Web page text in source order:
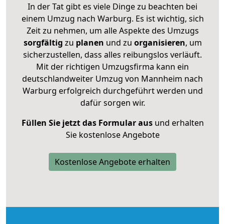
In der Tat gibt es viele Dinge zu beachten bei
einem Umzug nach Warburg. Es ist wichtig, sich
Zeit zu nehmen, um alle Aspekte des Umzugs
sorgfältig zu planen und zu organisieren, um
sicherzustellen, dass alles reibungslos verläuft.
Mit der richtigen Umzugsfirma kann ein
deutschlandweiter Umzug von Mannheim nach
Warburg erfolgreich durchgeführt werden und
dafür sorgen wir.
Füllen Sie jetzt das Formular ausund erhalten
Sie kostenlose Angebote
Kostenlose Angebote erhalten